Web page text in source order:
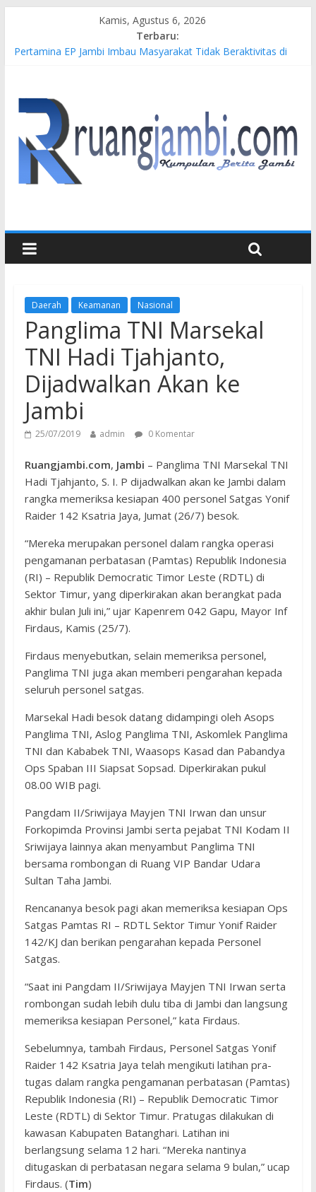
Kamis, Agustus 6, 2026
Terbaru:
Pertamina EP Jambi Imbau Masyarakat Tidak Beraktivitas di
Didampingi Pengacara Chris Januardi
Hj. Hesti Haris Dorong Lahirnya Wirausaha Muda Melalui
Pelatihan Batik Kontemporer PKW
Siap Dukung Kegiatan Hulu Migas, Kapolda Jambi Kunjungi
FSO 115
Gubernur Al Haris Buka Turnamen Tenis Antar Alumni
Daerah Keamanan Nasional
Panglima TNI Marsekal
TNI Hadi Tjahjanto,
Dijadwalkan Akan ke
Jambi
25/07/2019 admin 0 Komentar
Ruangjambi.com, Jambi – Panglima TNI Marsekal TNI
Hadi Tjahjanto, S. I. P dijadwalkan akan ke Jambi dalam
rangka memeriksa kesiapan 400 personel Satgas Yonif
Raider 142 Ksatria Jaya, Jumat (26/7) besok.
“Mereka merupakan personel dalam rangka operasi
pengamanan perbatasan (Pamtas) Republik Indonesia
(RI) – Republik Democratic Timor Leste (RDTL) di
Sektor Timur, yang diperkirakan akan berangkat pada
akhir bulan Juli ini,” ujar Kapenrem 042 Gapu, Mayor Inf
Firdaus, Kamis (25/7).
Firdaus menyebutkan, selain memeriksa personel,
Panglima TNI juga akan memberi pengarahan kepada
seluruh personel satgas.
Marsekal Hadi besok datang didampingi oleh Asops
Panglima TNI, Aslog Panglima TNI, Askomlek Panglima
TNI dan Kababek TNI, Waasops Kasad dan Pabandya
Ops Spaban III Siapsat Sopsad. Diperkirakan pukul
08.00 WIB pagi.
Pangdam II/Sriwijaya Mayjen TNI Irwan dan unsur
Forkopimda Provinsi Jambi serta pejabat TNI Kodam II
Sriwijaya lainnya akan menyambut Panglima TNI
bersama rombongan di Ruang VIP Bandar Udara
Sultan Taha Jambi.
Rencananya besok pagi akan memeriksa kesiapan Ops
Satgas Pamtas RI – RDTL Sektor Timur Yonif Raider
142/KJ dan berikan pengarahan kepada Personel
Satgas.
“Saat ini Pangdam II/Sriwijaya Mayjen TNI Irwan serta
rombongan sudah lebih dulu tiba di Jambi dan langsung
memeriksa kesiapan Personel,” kata Firdaus.
Sebelumnya, tambah Firdaus, Personel Satgas Yonif
Raider 142 Ksatria Jaya telah mengikuti latihan pra-
tugas dalam rangka pengamanan perbatasan (Pamtas)
Republik Indonesia (RI) – Republik Democratic Timor
Leste (RDTL) di Sektor Timur. Pratugas dilakukan di
kawasan Kabupaten Batanghari. Latihan ini
berlangsung selama 12 hari. “Mereka nantinya
ditugaskan di perbatasan negara selama 9 bulan,” ucap
Firdaus. (Tim)